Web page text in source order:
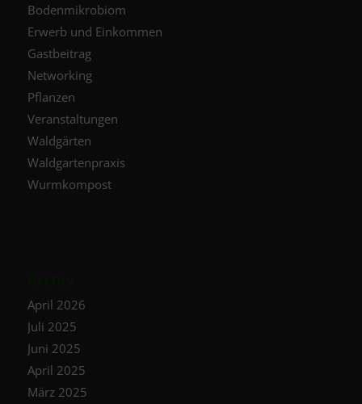
Bodenmikrobiom
Erwerb und Einkommen
Gastbeitrag
Networking
Pflanzen
Veranstaltungen
Waldgärten
Waldgartenpraxis
Wurmkompost
April 2026
Juli 2025
Juni 2025
April 2025
März 2025